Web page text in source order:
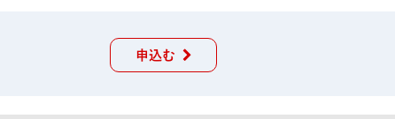
申込む